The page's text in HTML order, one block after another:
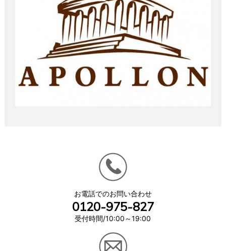
お電話でのお問い合わせ
0120-975-827
受付時間/10:00～19:00